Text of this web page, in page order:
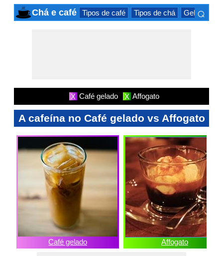
Chá e café Tipos de café Tipos de chá Gelado
⌕
X Café gelado X Affogato
A cafeína no Café gelado vs Affogato
Café gelado Affogato